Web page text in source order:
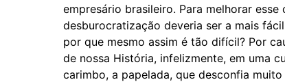
empresário brasileiro. Para melhorar
desburocratização deveria ser a mais
por que mesmo assim é tão difícil? Por
de nossa História, infelizmente, em uma
carimbo, a papelada, que desconfia